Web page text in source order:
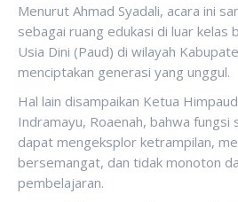
Menurut Ahmad Syadali, acara ini
sebagai ruang edukasi di luar kelas
Usia Dini (Paud) di wilayah
menciptakan generasi yang unggul.
Hal lain disampaikan Ketua
Indramayu, Roaenah, bahwa fungsi
dapat mengeksplor ketrampilan,
bersemangat, dan tidak monoton
pembelajaran.